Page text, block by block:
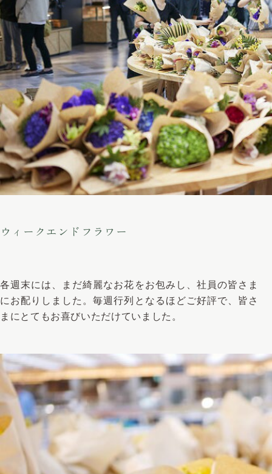
ウィークエンドフラワー
各週末には、まだ綺麗なお花をお包みし、社員の皆さま
にお配りしました。毎週行列となるほどご好評で、皆さ
まにとてもお喜びいただけていました。